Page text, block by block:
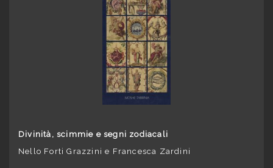
Divinità, scimmie e segni zodiacali
Nello Forti Grazzini e Francesca Zardini